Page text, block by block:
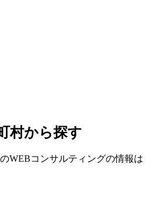
村から探す
WEBコンサルティングの情報は